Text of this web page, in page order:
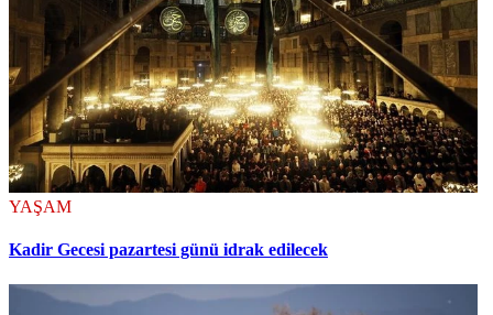
YAŞAM
Kadir Gecesi pazartesi günü idrak edilecek